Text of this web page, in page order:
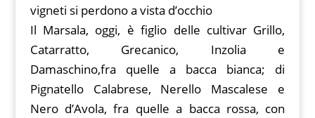
vigneti si perdono a vista d’occhio
Il Marsala, oggi, è figlio delle cultivar Grillo,
Catarratto, Grecanico, Inzolia e
Damaschino,fra quelle a bacca bianca; di
Pignatello Calabrese, Nerello Mascalese e
Nero d’Avola, fra quelle a bacca rossa, con